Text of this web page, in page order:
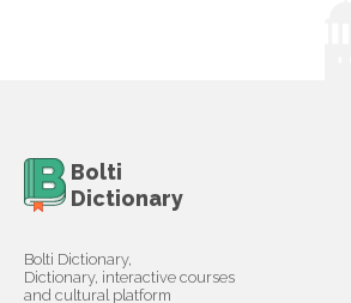
Bolti
Dictionary
Bolti Dictionary,
Dictionary, interactive courses
and cultural platform